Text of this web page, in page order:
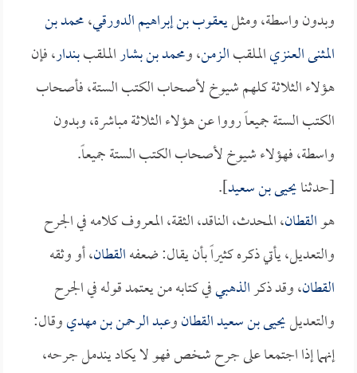
وبدون واسطة، ومثليعقوب بن إبراهيم الدورقي،محمد بن
المثنى العنزيالملقبالزمن، ومحمد بن بشارالملقببندار، فإن
هؤلاء الثلاثة كلهم شيوخ لأصحاب الكتب الستة، فأصحاب
الكتب الستة جميعاً رووا عن هؤلاء الثلاثة مباشرة، وبدون
واسطة، فهؤلاء شيوخ لأصحاب الكتب الستة جميعاً.
[حدثنايحيى بن سعيد].
هوالقطان، المحدث، الناقد، الثقة، المعروف كلامه في الجرح
والتعديل، يأتي ذكره كثيراً بأن يقال: ضعفهالقطان، أو وثقه
القطان، وقد ذكرالذهبيفي كتابه من يعتمد قوله في الجرح
والتعديليحيى بن سعيد القطانوعبد الرحمن بن مهديوقال:
إنهما إذا اجتمعا على جرح شخص فهو لا يكاد يندمل جرحه،